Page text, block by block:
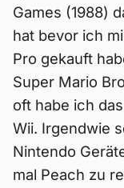
Games (1988)
hat bevor ich
Pro gekauft
Super Mario
oft habe ich
Wii. Irgendwie
Nintendo
mal Peach zu